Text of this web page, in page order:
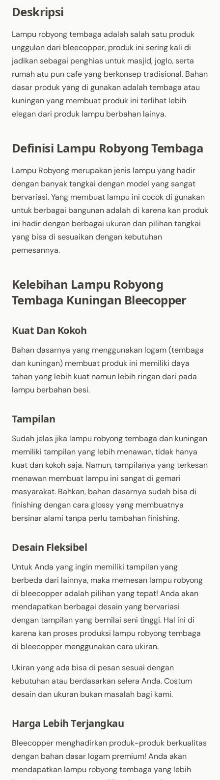
Deskripsi
Lampu robyong tembaga adalah salah satu produk
unggulan dari bleecopper, produk ini sering kali di
jadikan sebagai penghias untuk masjid, joglo, serta
rumah atu pun cafe yang berkonsep tradisional. Bahan
dasar produk yang di gunakan adalah tembaga atau
kuningan yang membuat produk ini terlihat lebih
elegan dari produk lampu berbahan lainya.
Definisi Lampu Robyong Tembaga
Lampu Robyong merupakan jenis lampu yang hadir
dengan banyak tangkai dengan model yang sangat
bervariasi. Yang membuat lampu ini cocok di gunakan
untuk berbagai bangunan adalah di karena kan produk
ini hadir dengan berbagai ukuran dan pilihan tangkai
yang bisa di sesuaikan dengan kebutuhan
pemesannya.
Kelebihan Lampu Robyong
Tembaga Kuningan Bleecopper
Kuat Dan Kokoh
Bahan dasarnya yang menggunakan logam (tembaga
dan kuningan) membuat produk ini memiliki daya
tahan yang lebih kuat namun lebih ringan dari pada
lampu berbahan besi.
Tampilan
Sudah jelas jika lampu robyong tembaga dan kuningan
memiliki tampilan yang lebih menawan, tidak hanya
kuat dan kokoh saja. Namun, tampilanya yang terkesan
menawan membuat lampu ini sangat di gemari
masyarakat. Bahkan, bahan dasarnya sudah bisa di
finishing dengan cara glossy yang membuatnya
bersinar alami tanpa perlu tambahan finishing.
Desain Fleksibel
Untuk Anda yang ingin memiliki tampilan yang
berbeda dari lainnya, maka memesan lampu robyong
di bleecopper adalah pilihan yang tepat! Anda akan
mendapatkan berbagai desain yang bervariasi
dengan tampilan yang bernilai seni tinggi. Hal ini di
karena kan proses produksi lampu robyong tembaga
di bleecopper menggunakan cara ukiran.
Ukiran yang ada bisa di pesan sesuai dengan
kebutuhan atau berdasarkan selera Anda. Costum
desain dan ukuran bukan masalah bagi kami.
Harga Lebih Terjangkau
Bleecopper menghadirkan produk-produk berkualitas
dengan bahan dasar logam premium! Anda akan
mendapatkan lampu robyong tembaga yang lebih